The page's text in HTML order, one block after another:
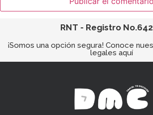
RNT - Registro
¡Somos una opción segura! Conoce
legales aquí